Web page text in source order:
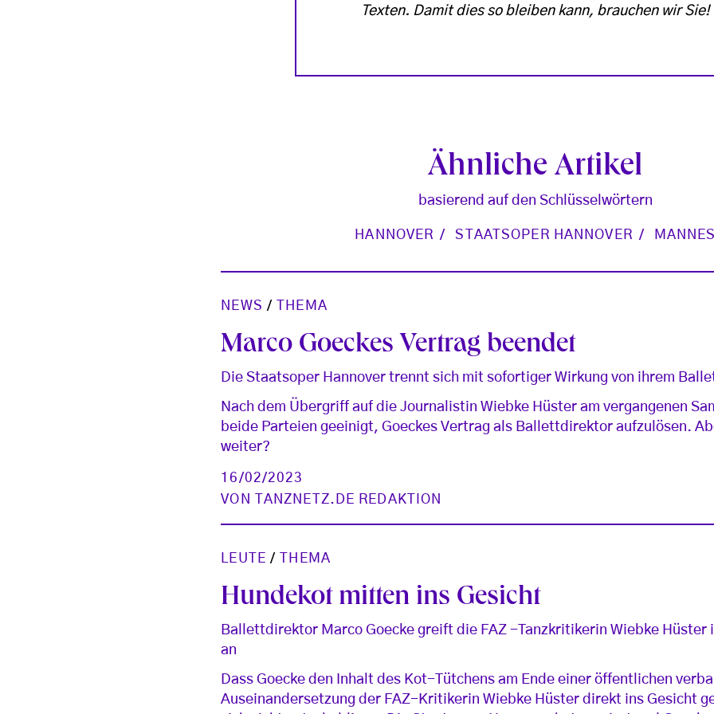
Texten. Damit dies so bleiben kann, brauchen wir Sie!
Ähnliche Artikel
basierend auf den Schlüsselwörtern
HANNOVER STAATSOPER HANNOVER
NEWS / THEMA
Marco Goeckes Vertrag beendet
Die Staatsoper Hannover trennt sich mit sofortiger Wirkung von ihrem
Nach dem Übergriff auf die Journalistin Wiebke Hüster am vergangenen
beide Parteien geeinigt, Goeckes Vertrag als Ballettdirektor aufzulösen.
weiter?
16/02/2023
VON
TANZNETZ.DE REDAKTION
LEUTE / THEMA
Hundekot mitten ins Gesicht
Ballettdirektor Marco Goecke greift die FAZ -Tanzkritikerin Wiebke Hüster
an
Dass Goecke den Inhalt des Kot-Tütchens am Ende einer öffentlichen
Auseinandersetzung der FAZ-Kritikerin Wiebke Hüster direkt ins Gesicht